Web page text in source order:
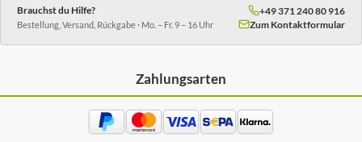
Brauchst du Hilfe?
Bestellung, Versand, Rückgabe · Mo. – Fr. 9 – 16 Uhr
+49 371 240 80 916
Zum Kontaktformular
Zahlungsarten